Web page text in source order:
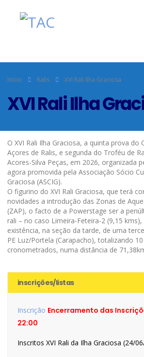
Início Ralis XVI Rali Ilha Graciosa
XVI Rali Ilha
O XVI Rali Ilha Graciosa, a quinta prova do
Açores de Ralis, e segunda do Troféu de
Acores-Silva Peças, em 2026, organizada
agora promovida pela Associação Sócio
Graciosa (ASCIG).
O figurino do XVI Rali Graciosa, que terá
novidades a introdução das Zonas de
(ZAP), o facto de a Powerstage ser a
rali – no caso Limeira-Feteira-2 (9,15
existência, na seção da tarde, de uma
PE Luz/Portela (Carapacho), totalizando
cronometrados, numa distância de
inscrições/listas
Inscrição Encerramento das
22:00
Inscritos XVI Rali da Ilha Graciosa (24/